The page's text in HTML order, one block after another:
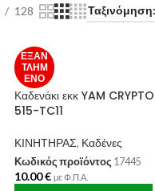
128
ΕΞΑΝ
ΤΛΗΜ
ΈΝΟ
Καδενάκι εκκ YAM
515-TC11
ΚΙΝΗΤΗΡΑΣ, Καδένες
Κωδικός προϊόντος 17445
10.00€ με Φ.Π.Α.